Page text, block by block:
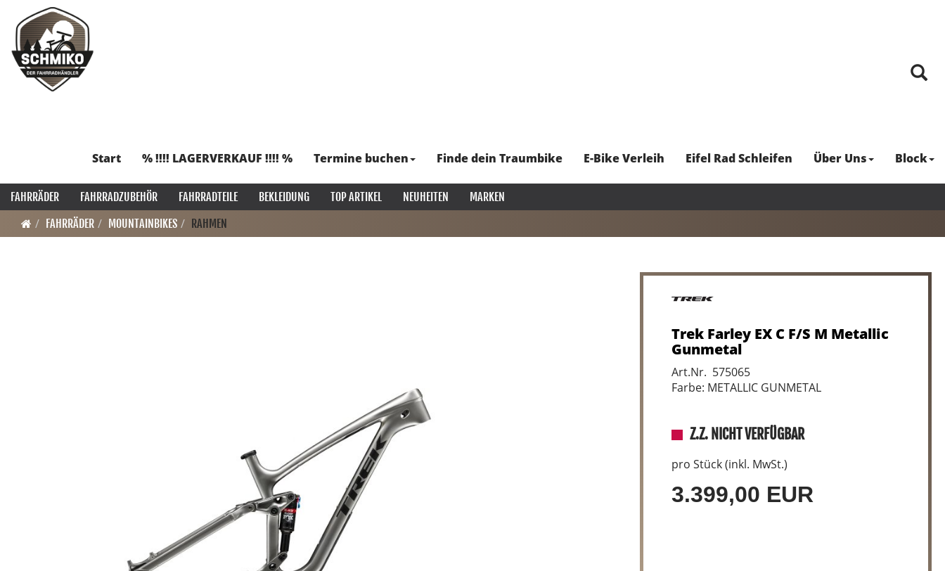
Start % !!!! LAGERVERKAUF !!!! % Termine buchen Finde dein Traumbike E-Bike Verleih Eifel Rad Schleifen Über Uns Block
FAHRRÄDER FAHRRADZUBEHÖR FAHRRADTEILE BEKLEIDUNG TOP ARTIKEL NEUHEITEN
MARKEN
FAHRRÄDER
MOUNTAINBIKES RAHMEN
Trek Farley EX C F/S M Metallic
Gunmetal
Art.Nr. 575065
Farbe: METALLIC GUNMETAL
Z.Z. NICHT VERFÜGBAR
pro Stück (inkl. MwSt.)
3.399,00 EUR